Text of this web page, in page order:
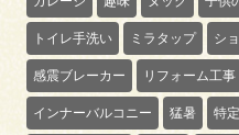
トイレ手洗い ミラタップ シ
感震ブレーカー リフォーム工事
インナーバルコニー 猛暑 特